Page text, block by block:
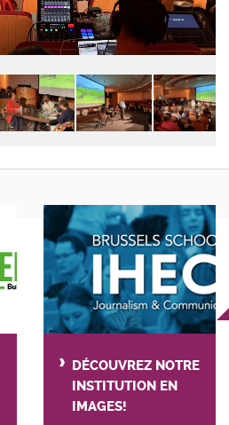
DÉCOUVREZ NOTRE
INSTITUTION EN
IMAGES!